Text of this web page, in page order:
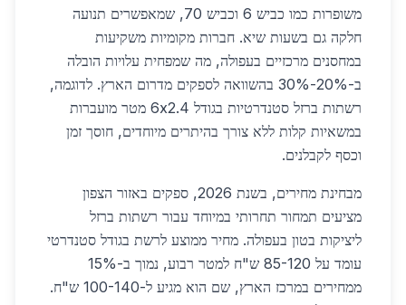
משופרות כמו כביש 6 וכביש 70, שמאפשרים תנועה
חלקה גם בשעות שיא. חברות מקומיות משקיעות
במחסנים מרכזיים בעפולה, מה שמפחית עלויות הובלה
ב-20%-30% בהשוואה לספקים מדרום הארץ. לדוגמה,
רשתות ברזל סטנדרטיות בגודל 6x2.4 מטר מועברות
במשאיות קלות ללא צורך בהיתרים מיוחדים, חוסך זמן
וכסף לקבלנים.
מבחינת מחירים, בשנת 2026, ספקים באזור הצפון
מציעים תמחור תחרותי במיוחד עבור רשתות ברזל
ליציקות בטון בעפולה. מחיר ממוצע לרשת בגודל סטנדרטי
עומד על 85-120 ש"ח למטר רבוע, נמוך ב-15%
ממחירים במרכז הארץ, שם הוא מגיע ל-100-140 ש"ח.